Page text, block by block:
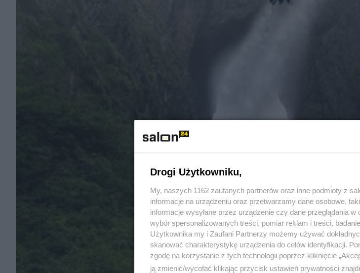
Drogi Użytkowniku,
My, naszych 1162 zaufanych partnerów oraz inne podmioty z
informacje na urządzeniu oraz przetwarzamy dane osobowe,
informacje wysyłane przez urządzenie czy dane przeglądania
wybór spersonalizowanych treści, pomiar reklam i treści,
Użytkownika my i Zaufani Partnerzy możemy używać
skanować charakterystykę urządzenia do celów identyfikacji.
zgodę na korzystanie z tych technologii poprzez kliknięcie
ją zmienić/wycofać klikając przycisk ustawień prywatności